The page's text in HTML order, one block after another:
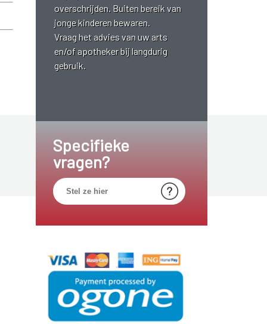
overschrijden. Buiten bereik van
jonge kinderen bewaren.
Vraag het advies van uw arts
en/of apotheker bij langdurig
gebruik.
Specifieke
vragen?